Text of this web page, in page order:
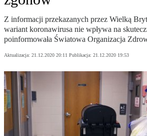
Z informacji przekazanych przez Wielką
wariant koronawirusa nie wpływa na
poinformowała Światowa Organizacja
Aktualizacja: 21.12.2020 20:11 Publikacja: 21.12.2020 19:53